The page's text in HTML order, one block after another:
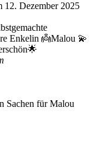
12. Dezember 2025
Enkelin 👼Malou 💫
Sachen für Malou